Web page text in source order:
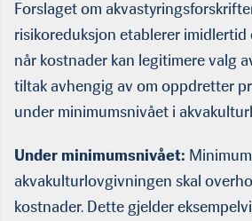
Forslaget om
risikoreduksjon etablerer
når kostnader kan legitimere valg
tiltak avhengig av om oppdretter
under minimumsnivået i
Under minimumsnivået:
akvakulturlovgivningen skal
kostnader. Dette gjelder